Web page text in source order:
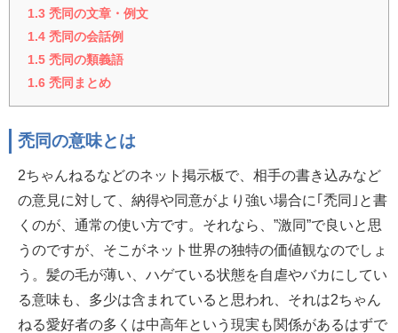
1.3 禿同の文章・例文
1.4 禿同の会話例
1.5 禿同の類義語
1.6 禿同まとめ
禿同の意味とは
2ちゃんねるなどのネット掲示板で、相手の書き込みなど
の意見に対して、納得や同意がより強い場合に｢禿同｣と書
くのが、通常の使い方です。それなら、”激同”で良いと思
うのですが、そこがネット世界の独特の価値観なのでしょ
う。髪の毛が薄い、ハゲている状態を自虐やバカにしてい
る意味も、多少は含まれていると思われ、それは2ちゃん
ねる愛好者の多くは中高年という現実も関係があるはずで